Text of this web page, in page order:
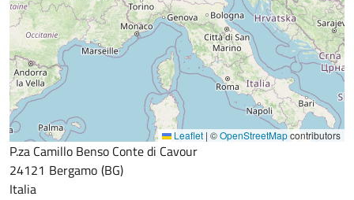
Leaflet | ©OpenStreetMapcontributors
P.za Camillo Benso Conte di Cavour
24121 Bergamo BG
Italia